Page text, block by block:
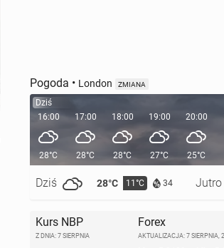
Pogoda • London ZMIANA
Dziś
16:00
28°C
Dziś 28°C 11°C 34 Jutro
17:00
28°C
18:00
28°C
19:00
27°C
20:00
25°C
Kurs NBP
Z DNIA: 7 SIERPNIA
Forex
AKTUALIZACJA: 7 SIERPNIA,